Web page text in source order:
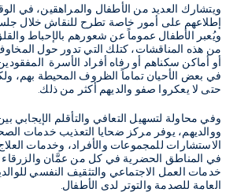
ويتشارك العديد من الأطفال والمراهقين، في
إطلاعهم على أمور خاصة تطرح للنقاش خلال
ويُعبر الأطفال عموماً عن شعورهم بالإحباط
من هذه المناقشات، كتلك التي تدور حول
أو أماكن سكناهم أو رفاه أفراد الأسرة
في بعض الأحيان تماماً الظروف المحيطة بهم،
حتى لا يعكروا صفو والديهم أكثر من ذلك.
وفي محاولة لتسهيل التعافي والتأقلم الإيجابي
ووالديهم، يوفر مركز ضحايا التعذيب خدمات
الاستشارات للمجموعات والأفراد، وخدمات
في المناطق الحضرية في كل من عمَّان والزرقاء
خدمات العمل الاجتماعي والتثقيف النفسي
العامة للصدمة والتوتر لدى الأطفال.